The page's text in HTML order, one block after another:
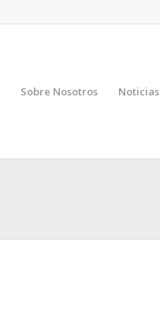
Sobre Nosotros Noticias